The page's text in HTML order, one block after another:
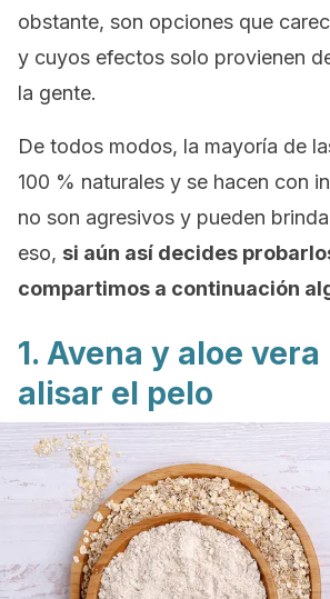
obstante, son opciones que
y cuyos efectos solo provienen
la gente.
De todos modos, la mayoría de
100 % naturales y se hacen con
no son agresivos y pueden
eso, si aún así decides
compartimos a continuación
1. Avena y aloe vera
alisar el pelo